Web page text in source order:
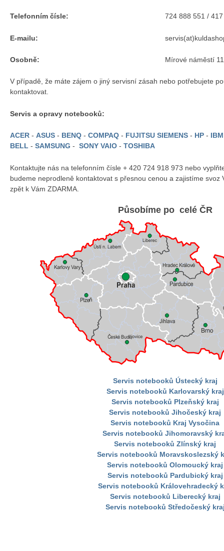
Telefonním čísle:
E-mailu:
Osobně:
724 888 551 /
Mírové náměstí
V případě, že máte zájem o jiný servisní zásah nebo potřebujete
kontaktovat.
Servis a opravy notebooků:
ACER - ASUS - BENQ - COMPAQ - FUJITSU SIEMENS - HP -
BELL - SAMSUNG - SONY VAIO - TOSHIBA
Kontaktujte nás na telefonním čísle + 420 724 918 973 nebo
budeme neprodleně kontaktovat s přesnou cenou a zajistíme svoz
zpět k Vám ZDARMA.
Působíme po celé ČR
Servis notebooků Ústecký kraj
Servis notebooků Karlovarský kraj
Servis notebooků Plzeňský kraj
Servis notebooků Jihočeský kraj
Servis notebooků Kraj Vysočina
Servis notebooků Jihomoravský
Servis notebooků Zlínský kraj
Servis notebooků Moravskoslezský
Servis notebooků Olomoucký kraj
Servis notebooků Pardubický kraj
Servis notebooků Královehradecký
Servis notebooků Liberecký kraj
Servis notebooků Středočeský